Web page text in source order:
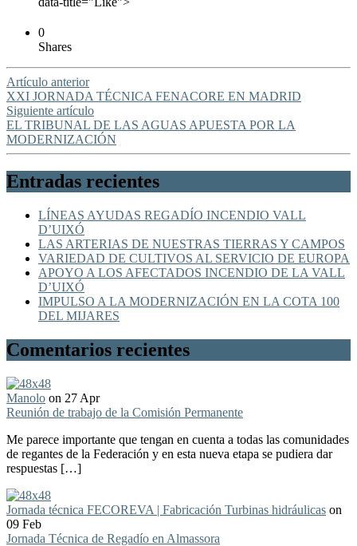
0
Shares
Artículo anterior
XXI JORNADA TÉCNICA FENACORE EN MADRID
Siguiente artículo
EL TRIBUNAL DE LAS AGUAS APUESTA POR LA
MODERNIZACIÓN
Entradas recientes
LÍNEAS AYUDAS REGADÍO INCENDIO VALL
D’UIXÓ
LAS ARTERIAS DE NUESTRAS TIERRAS Y CAMPOS
VARIEDAD DE CULTIVOS AL SERVICIO DE EUROPA
APOYO A LOS AFECTADOS INCENDIO DE LA VALL
D’UIXÓ
IMPULSO A LA MODERNIZACIÓN EN LA COTA 100
DEL MIJARES
Comentarios recientes
Manolo on 27 Apr
Reunión de trabajo de la Comisión Permanente
Me parece importante que tengan en cuenta a todas las comunidades
de regantes de la Federación y en esta nueva etapa se pudiera dar
respuestas […]
Jornada técnica FECOREVA | Fabricación Turbinas hidráulicas on
09 Feb
Jornada Técnica de Regadío en Almassora